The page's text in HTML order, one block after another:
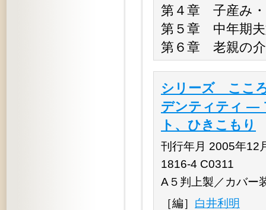
第４章 子産み・
第５章 中年期夫
第６章 老親の
シリーズ ここ
デンティティ ―
ト、ひきこもり
刊行年月 2005年12
1816-4 C0311
A５判上製／カバー
［編］ 白井利明